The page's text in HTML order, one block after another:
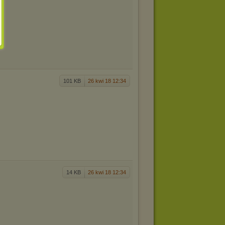
101 KB 26 kwi 18 12:34
14 KB 26 kwi 18 12:34